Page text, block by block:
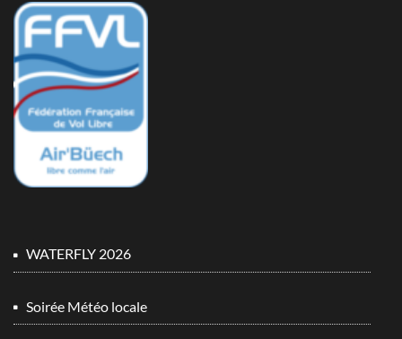
WATERFLY 2026
Soirée Météo locale